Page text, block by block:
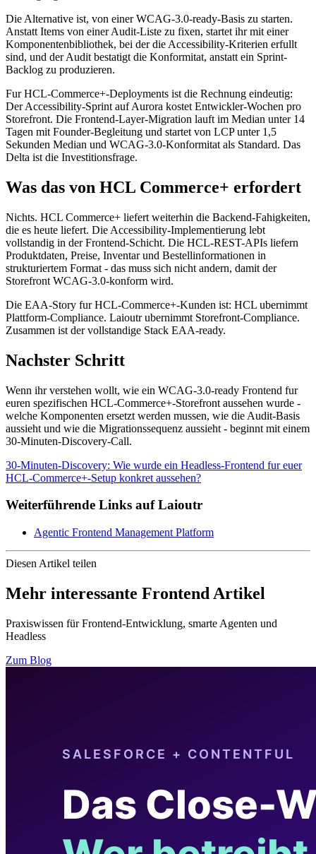
Die Alternative ist, von einer WCAG-3.0-ready-Basis zu starten.
Anstatt Items von einer Audit-Liste zu fixen, startet ihr mit einer
Komponentenbibliothek, bei der die Accessibility-Kriterien erfullt
sind, und der Audit bestatigt die Konformitat, anstatt ein Sprint-
Backlog zu produzieren.
Fur HCL-Commerce+-Deployments ist die Rechnung eindeutig:
Der Accessibility-Sprint auf Aurora kostet Entwickler-Wochen pro
Storefront. Die Frontend-Layer-Migration lauft im Median unter 14
Tagen mit Founder-Begleitung und startet von LCP unter 1,5
Sekunden Median und WCAG-3.0-Konformitat als Standard. Das
Delta ist die Investitionsfrage.
Was das von HCL Commerce+ erfordert
Nichts. HCL Commerce+ liefert weiterhin die Backend-Fahigkeiten,
die es heute liefert. Die Accessibility-Implementierung lebt
vollstandig in der Frontend-Schicht. Die HCL-REST-APIs liefern
Produktdaten, Preise, Inventar und Bestellinformationen in
strukturiertem Format - das muss sich nicht andern, damit der
Storefront WCAG-3.0-konform wird.
Die EAA-Story fur HCL-Commerce+-Kunden ist: HCL ubernimmt
Plattform-Compliance. Laioutr ubernimmt Storefront-Compliance.
Zusammen ist der vollstandige Stack EAA-ready.
Nachster Schritt
Wenn ihr verstehen wollt, wie ein WCAG-3.0-ready Frontend fur
euren spezifischen HCL-Commerce+-Storefront aussehen wurde -
welche Komponenten ersetzt werden mussen, wie die Audit-Basis
aussieht und wie die Migrationssequenz aussieht - beginnt mit einem
30-Minuten-Discovery-Call.
30-Minuten-Discovery: Wie wurde ein Headless-Frontend fur euer
HCL-Commerce+-Setup konkret aussehen?
Weiterführende Links auf Laioutr
Agentic Frontend Management Platform
Diesen Artikel teilen
Mehr interessante Frontend Artikel
Praxiswissen für Frontend-Entwicklung, smarte Agenten und
Headless
Zum Blog